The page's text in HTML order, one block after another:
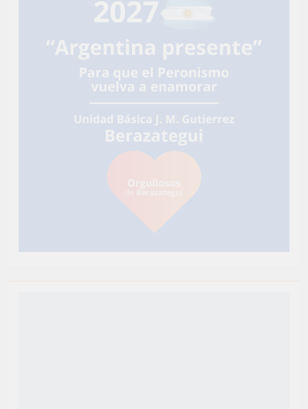
Newsmatic - Tema de WordPress para Noticias 2026.
Funciona gracias aBlazeThemes